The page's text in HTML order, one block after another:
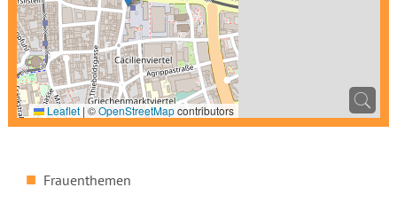
Leaflet | ©OpenStreetMapcontributors
Frauenthemen